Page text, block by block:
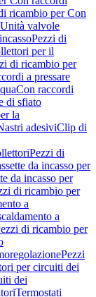
ricambio per Con
Unità valvole
Pezzi di
per il
di ricambio per
a pressare
Con raccordi
di sfiato
la
adesiviClip di
Pezzi di
da incasso per
da incasso per
di ricambio per
a
a
di ricambio per
Pezzi
per circuiti dei
dei
Termostati